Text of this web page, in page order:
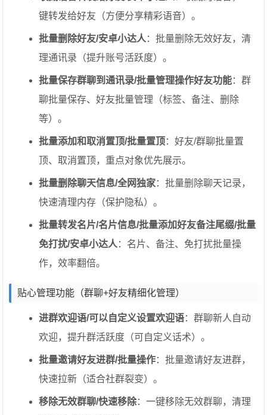
键转发给好友（方便分享精彩语音）。
批量删除好友/安卓小达人 ：批量删除无效好友，清
理通讯录（提升账号活跃度）。
批量保存群聊到通讯录/批量管理操作好友功能：群
聊批量保存、好友批量管理（标签、备注、删除
等）。
批量添加和取消置顶/批量置顶：好友/群聊批量置
顶、取消置顶，重点对象优先展示。
批量删除聊天信息/全网独家：批量删除聊天记录，
快速清理内存（保护隐私）。
批量转发名片/名片信息/批量添加好友备注尾缀/批量
免打扰/安卓小达人 ：名片、备注、免打扰批量操
作，效率翻倍。
贴心管理功能（群聊+好友精细化管理）
进群欢迎语/可以自定义设置欢迎语：群聊新人自动
欢迎，提升群活跃度（可自定义话术）。
批量邀请好友进群/批量操作：批量邀请好友进群，
快速拉新（适合社群裂变）。
移除无效群聊/快速移除：一键移除无效群聊，清理